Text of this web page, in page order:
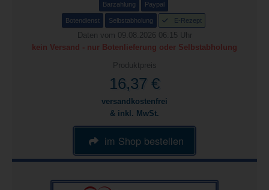
Barzahlung Paypal
Botendienst Selbstabholung E-Rezept
Daten vom 09.08.2026 06:15 Uhr
kein Versand - nur Botenlieferung oder Selbstabholung
Produktpreis
16,37 €
versandkostenfrei
& inkl. MwSt.
im Shop bestellen